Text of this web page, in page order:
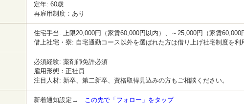
定年: 60歳
再雇用制度：あり
住宅手当: 上限20,000円（家賃60,000円以内）、～25,000円（家賃60,000
借上社宅・寮: 自宅通勤コース以外を選ばれた方は借り上げ社宅制度を利
必須経験: 薬剤師免許必須
雇用形態：正社員
注目人材: 新卒、第二新卒、資格取得見込みの方もご相談ください。
新着通知設定→ この先で「フォロー」をタップ